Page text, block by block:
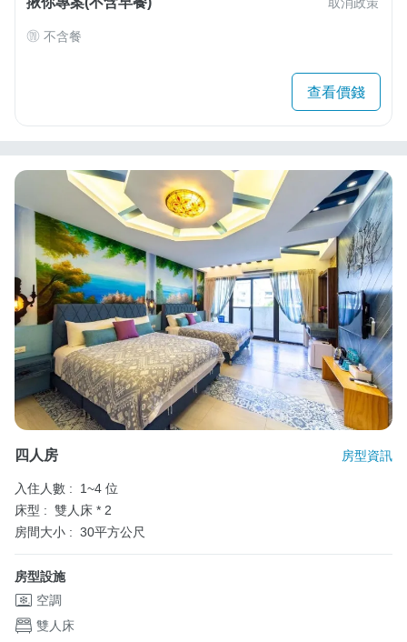
不含餐
查看價錢
四人房 房型資訊
入住人數 :
1~4 位
床型 : 雙人床 * 2
房間大小 : 30平方公尺
房型設施
空調
雙人床